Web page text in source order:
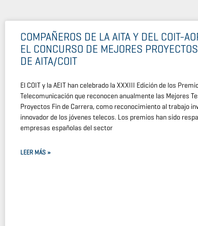
COMPAÑEROS DE LA AITA Y DEL COIT-
EL CONCURSO DE MEJORES
DE AITA/COIT
El COIT y la AEIT han celebrado la XXXIII Edición de los
Telecomunicación que reconocen anualmente las Mejores
Proyectos Fin de Carrera, como reconocimiento al trabajo
innovador de los jóvenes telecos. Los premios han sido
empresas españolas del sector
LEER MÁS »